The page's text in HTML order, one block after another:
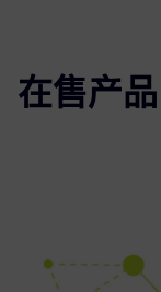
在售产品